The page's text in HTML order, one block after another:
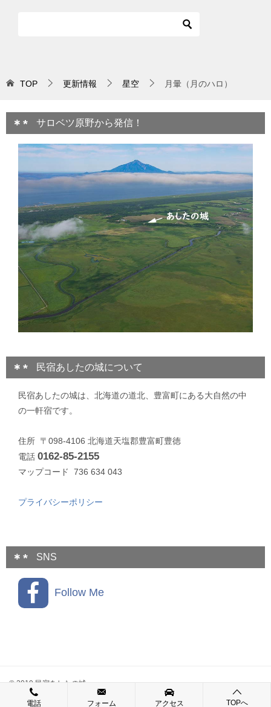
TOP 更新情報 星空 月暈（月のハロ）
サロベツ原野から発信！
民宿あしたの城について
民宿あしたの城は、北海道の道北、豊富町にある大自然の中
の一軒宿です。
住所 〒098-4106 北海道天塩郡豊富町豊徳
電話 0162-85-2155
マップコード 736 634 043
プライバシーポリシー
SNS
Follow Me
© 2019 民宿あしたの城
電話 フォーム アクセス TOPへ